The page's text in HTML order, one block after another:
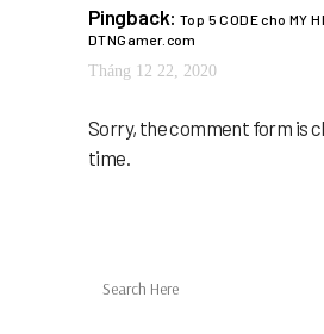
Pingback: Top 5 CODE cho MY
DTNGamer.com
Tháng 12 22, 2020
Sorry, the comment form is
time.